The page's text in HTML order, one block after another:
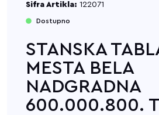
Sifra Artikla: 122071
Dostupno
STANSKA
MESTA BELA
NADGRADNA
600.000.800.